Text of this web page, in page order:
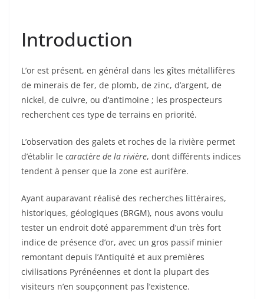
Introduction
L’or est présent, en général dans les gîtes métallifères
de minerais de fer, de plomb, de zinc, d’argent, de
nickel, de cuivre, ou d’antimoine ; les prospecteurs
recherchent ces type de terrains en priorité.
L’observation des galets et roches de la rivière permet
d’établir le caractère de la rivière, dont différents indices
tendent à penser que la zone est aurifère.
Ayant auparavant réalisé des recherches littéraires,
historiques, géologiques (BRGM), nous avons voulu
tester un endroit doté apparemment d’un très fort
indice de présence d’or, avec un gros passif minier
remontant depuis l’Antiquité et aux premières
civilisations Pyrénéennes et dont la plupart des
visiteurs n’en soupçonnent pas l’existence.